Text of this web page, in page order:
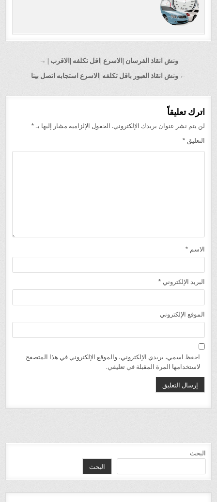
المقالات
ونش انقاذ الفرسان |الاسرع |اقل تكلفه |الاقرب | →
← ونش انقاذ العبور باقل تكلفه |الاسرع استجابه اتصل بينا
اترك تعليقاً
لن يتم نشر عنوان بريدك الإلكتروني. الحقول الإلزامية مشار إليها بـ *
التعليق *
الاسم *
البريد الإلكتروني *
الموقع الإلكتروني
احفظ اسمي، بريدي الإلكتروني، والموقع الإلكتروني في هذا المتصفح
لاستخدامها المرة المقبلة في تعليقي.
البحث
البحث